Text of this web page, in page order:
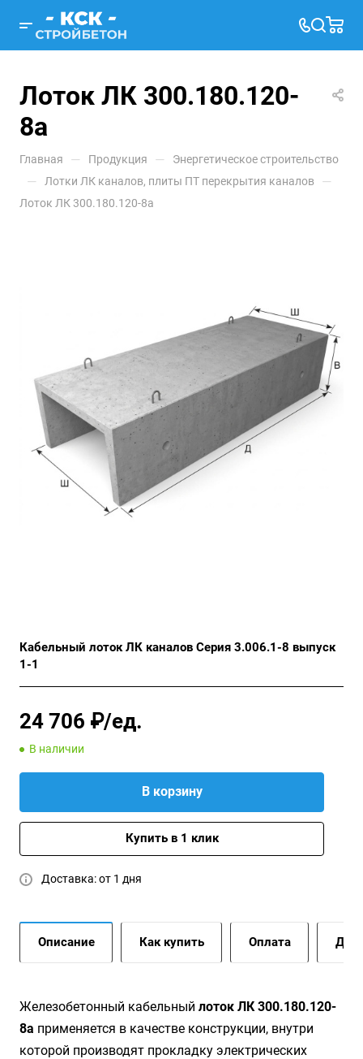
Лоток ЛК 300.180.120-
8а
Главная — Продукция — Энергетическое строительство
— Лотки ЛК каналов, плиты ПТ перекрытия каналов —
Лоток ЛК 300.180.120-8а
Кабельный лоток ЛК каналов Серия 3.006.1-8 выпуск
1-1
24 706 ₽/ед.
В наличии
В корзину
Купить в 1 клик
Доставка: от 1 дня
Описание Как купить Оплата
Жeлeзoбeтoнный кaбeльный лoтoк ЛК 300.180.120-
8а применяется в качестве конструкции, внутри
которой производят прокладку электрических